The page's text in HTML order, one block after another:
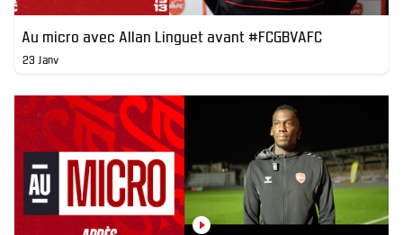
Au micro avec Allan Linguet avant #FCGBVAFC
23 Janv